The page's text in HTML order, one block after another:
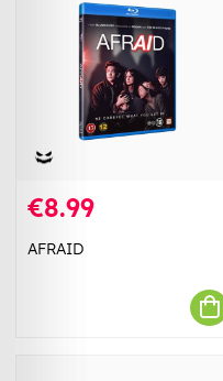
€8.99
AFRAID